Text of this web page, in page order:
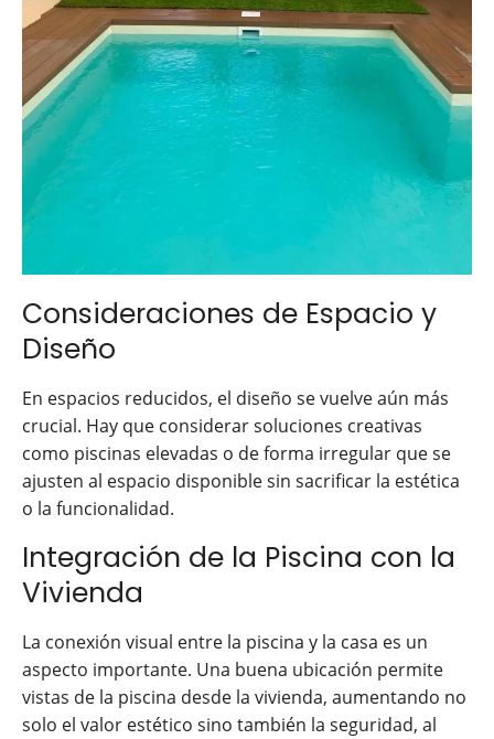
Consideraciones de Espacio y
Diseño
En espacios reducidos, el diseño se vuelve aún más
crucial. Hay que considerar soluciones creativas
como piscinas elevadas o de forma irregular que se
ajusten al espacio disponible sin sacrificar la estética
o la funcionalidad.
Integración de la Piscina con la
Vivienda
La conexión visual entre la piscina y la casa es un
aspecto importante. Una buena ubicación permite
vistas de la piscina desde la vivienda, aumentando no
solo el valor estético sino también la seguridad, al